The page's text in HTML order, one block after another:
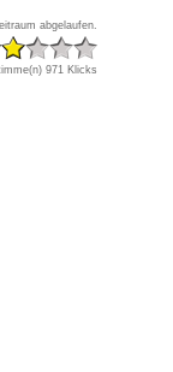
abgelaufen.
971 Klicks